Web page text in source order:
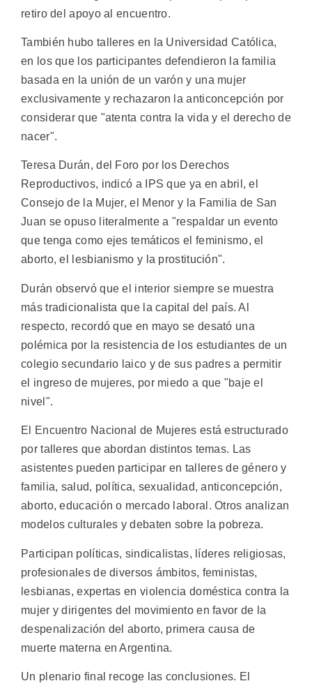
retiro del apoyo al encuentro.
También hubo talleres en la Universidad Católica,
en los que los participantes defendieron la familia
basada en la unión de un varón y una mujer
exclusivamente y rechazaron la anticoncepción por
considerar que "atenta contra la vida y el derecho de
nacer".
Teresa Durán, del Foro por los Derechos
Reproductivos, indicó a IPS que ya en abril, el
Consejo de la Mujer, el Menor y la Familia de San
Juan se opuso literalmente a "respaldar un evento
que tenga como ejes temáticos el feminismo, el
aborto, el lesbianismo y la prostitución".
Durán observó que el interior siempre se muestra
más tradicionalista que la capital del país. Al
respecto, recordó que en mayo se desató una
polémica por la resistencia de los estudiantes de un
colegio secundario laico y de sus padres a permitir
el ingreso de mujeres, por miedo a que "baje el
nivel".
El Encuentro Nacional de Mujeres está estructurado
por talleres que abordan distintos temas. Las
asistentes pueden participar en talleres de género y
familia, salud, política, sexualidad, anticoncepción,
aborto, educación o mercado laboral. Otros analizan
modelos culturales y debaten sobre la pobreza.
Participan políticas, sindicalistas, líderes religiosas,
profesionales de diversos ámbitos, feministas,
lesbianas, expertas en violencia doméstica contra la
mujer y dirigentes del movimiento en favor de la
despenalización del aborto, primera causa de
muerte materna en Argentina.
Un plenario final recoge las conclusiones. El